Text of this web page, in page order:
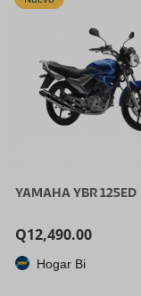
YAMAHA YBR 125ED
Q12,490.00
Hogar Bi